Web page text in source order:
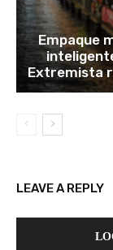
Empaque
Extremista
LEAVE A REPLY